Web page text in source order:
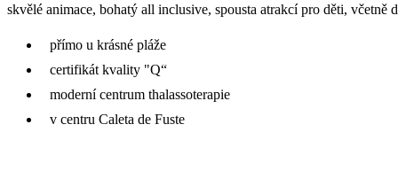
skvělé animace, bohatý all inclusive, spousta atrakcí pro děti, včetně
přímo u krásné pláže
certifikát kvality "Q“
moderní centrum thalassoterapie
v centru Caleta de Fuste